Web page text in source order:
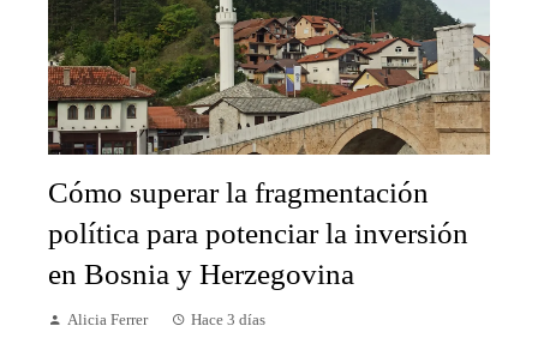
Cómo superar la fragmentación
política para potenciar la inversión
en Bosnia y Herzegovina
Alicia Ferrer Hace 3 días